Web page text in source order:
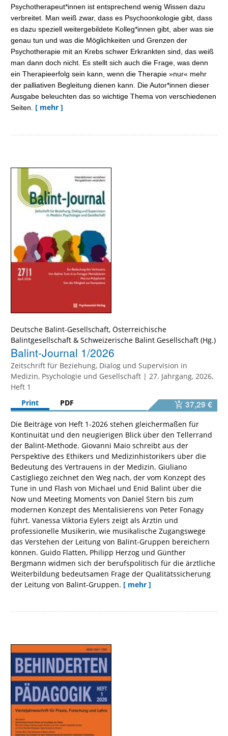
Psychotherapeut*innen ist entsprechend wenig Wissen dazu
verbreitet. Man weiß zwar, dass es Psychoonkologie gibt, dass
es dazu speziell weitergebildete Kolleg*innen gibt, aber was sie
genau tun und was die Möglichkeiten und Grenzen der
Psychotherapie mit an Krebs schwer Erkrankten sind, das weiß
man dann doch nicht. Es stellt sich auch die Frage, was denn
ein Therapieerfolg sein kann, wenn die Therapie »nur« mehr
der palliativen Begleitung dienen kann. Die Autor*innen dieser
Ausgabe beleuchten das so wichtige Thema von verschiedenen
Seiten.
[ mehr ]
Deutsche Balint-Gesellschaft, Österreichische
Balintgesellschaft & Schweizerische Balint Gesellschaft
Balint-Journal 1/2026
Zeitschrift für Beziehung, Dialog und Supervision in
Medizin, Psychologie und Gesellschaft | 27. Jahrgang, 2026,
Heft 1
Print
PDF 37,29 €
Die Beiträge von Heft 1-2026 stehen gleichermaßen für
Kontinuität und den neugierigen Blick über den Tellerrand
der Balint-Methode. Giovanni Maio schreibt aus der
Perspektive des Ethikers und Medizinhistorikers über die
Bedeutung des Vertrauens in der Medizin. Giuliano
Castigliego zeichnet den Weg nach, der vom Konzept des
Tune in und Flash von Michael und Enid Balint über die
Now und Meeting Moments von Daniel Stern bis zum
modernen Konzept des Mentalisierens von Peter Fonagy
führt. Vanessa Viktoria Eylers zeigt als Ärztin und
professionelle Musikerin, wie musikalische Zugangswege
das Verstehen der Leitung von Balint-Gruppen bereichern
können. Guido Flatten, Philipp Herzog und Günther
Bergmann widmen sich der berufspolitisch für die ärztliche
Weiterbildung bedeutsamen Frage der Qualitätssicherung
der Leitung von Balint-Gruppen. [ mehr ]